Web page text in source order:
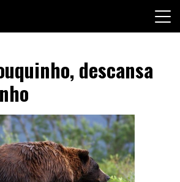
descansa